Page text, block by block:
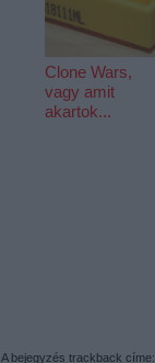
Clone Wars,
vagy amit
akartok...
A bejegyzés trackback címe: